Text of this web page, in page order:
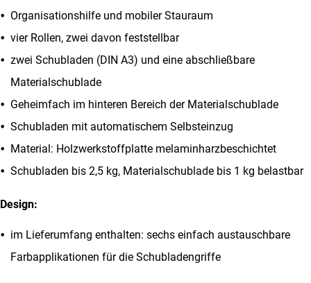
Optionen
können
auf
gewählt
werden
Organisationshilfe und mobiler Stauraum
vier Rollen, zwei davon feststellbar
zwei Schubladen (DIN A3) und eine abschließbare
Materialschublade
Geheimfach im hinteren Bereich der Materialschublade
Schubladen mit automatischem Selbsteinzug
Material: Holzwerkstoffplatte melaminharzbeschichtet
Schubladen bis 2,5 kg, Materialschublade bis 1 kg belastbar
Design:
im Lieferumfang enthalten: sechs einfach austauschbare
Farbapplikationen für die Schubladengriffe